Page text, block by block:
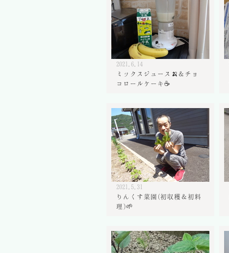
2021.6.14
ミックスジュース🍌＆チョ
コロールケーキ☕
2021.5.31
りんくす菜園(初収穫＆初料
理)🌱